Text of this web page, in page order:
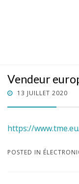
Vendeur
POSTED
13 JUILLET 2020
https://
POSTED IN